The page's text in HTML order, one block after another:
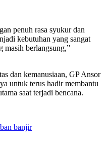
penuh rasa syukur dan
kebutuhan yang sangat
masih berlangsung,”
dan kemanusiaan, GP Ansor
untuk terus hadir membantu
saat terjadi bencana.
banjir